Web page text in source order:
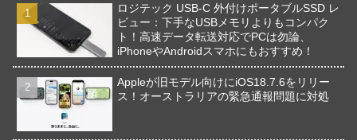
ロジテック USB-C 外付けポータブルSSD レ
ビュー：下手なUSBメモリよりもコンパク
ト！高速データ転送対応でPCは勿論、
iPhoneやAndroidスマホにもおすすめ！
Appleが旧モデル向けにiOS18.7.6をリリー
ス！オーストラリアの緊急通報問題に対処